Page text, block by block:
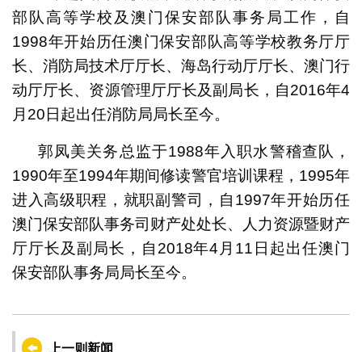
部队高等学校及澳门保安部队事务局工作，自
1998年开始历任澳门保安部队高等学校教务厅厅
长、消防局技术厅厅长、海岛行动厅厅长、澳门行
动厅厅长、资源管理厅厅长及副局长，自2016年4
月20日起出任消防局局长至今。
郭凤美关务总监于1988年入职水警稽查队，
1990年至1994年期间修读警官培训课程，1995年
进入高级职程，就职副警司，自1997年开始历任
澳门保安部队事务司财产处处长、人力资源暨财产
厅厅长及副局长，自2018年4月11日起出任澳门
保安部队事务局局长至今。
上一则新闻